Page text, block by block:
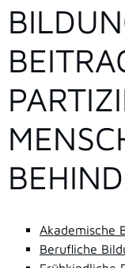
Akademische
Berufliche